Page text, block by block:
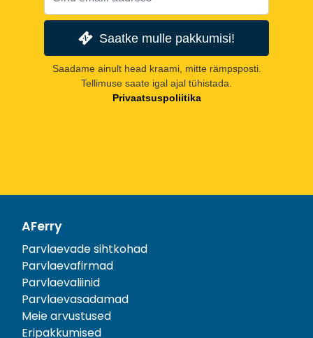
Saatke mulle pakkumisi!
Saadame ainult head kraami, mitte rämpsposti.
Tellimuse saate igal ajal tühistada.
Privaatsuspoliitika
AFerry
Parvlaevade sihtkohad
Parvlaevafirmad
Parvlaevaliinid
Parvlaevasadamad
Meie arvustused
Eripakkumised